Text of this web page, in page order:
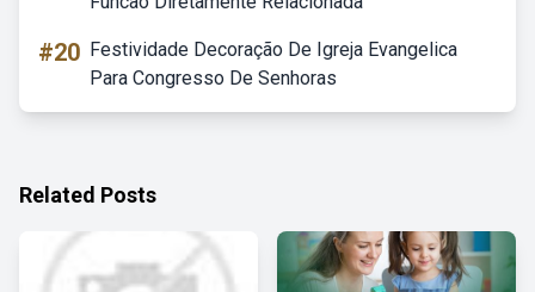
#20 Festividade Decoração De Igreja Evangelica
Para Congresso De Senhoras
Related Posts